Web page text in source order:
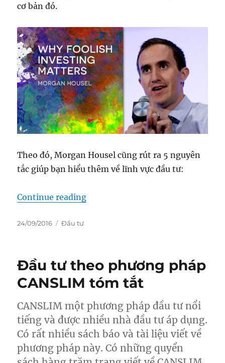
cơ bản đó.
Theo đó, Morgan Housel cũng rút ra 5 nguyên
tắc giúp bạn hiểu thêm về lĩnh vực đầu tư:
Continue reading“5 Điều cần biết về đầu tư”
Posted
24/09/2016 Categories
Đầu tư
Đầu tư theo phương pháp
CANSLIM tóm tắt
CANSLIM một phương pháp đầu tư nổi
tiếng và được nhiều nhà đầu tư áp dụng.
Có rất nhiều sách báo và tài liệu viết về
phương pháp này. Có những quyển